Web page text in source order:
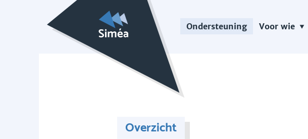
Ondersteuning Voor wie
Overzicht